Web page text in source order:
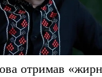
отримав